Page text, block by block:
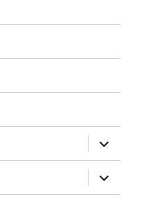
öffnen
öffnen